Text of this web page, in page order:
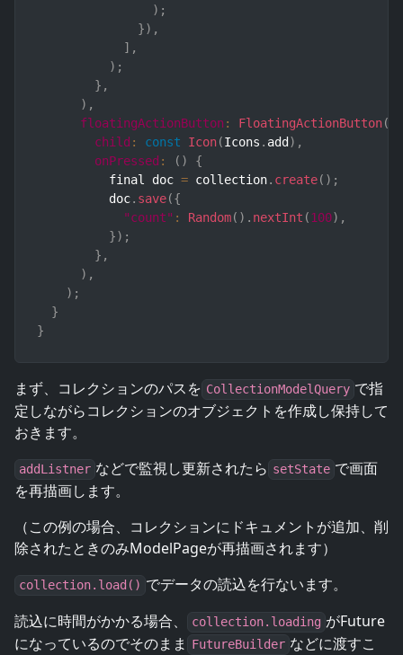
) ;
}) ,
] ,
) ;
} ,
) ,
floatingActionButton : FloatingActionButton(
child : const Icon(Icons . add ) ,
onPressed : ( )
{
          final doc
= collection. create( ) ;
          doc
. save({
"count" : Random( ) . nextInt (100) ,
}) ;
} ,
) ,
) ;
}
}
まず、コレクションのパスを CollectionModelQuery で指
定しながらコレクションのオブジェクトを作成し保持して
おきます。
addListner などで監視し更新されたら setState で画面
を再描画します。
（この例の場合、コレクションにドキュメントが追加、削
除されたときのみModelPageが再描画されます）
collection.load() でデータの読込を行ないます。
読込に時間がかかる場合、
collection.loading がFuture
になっているのでそのまま
FutureBuilder などに渡すこ